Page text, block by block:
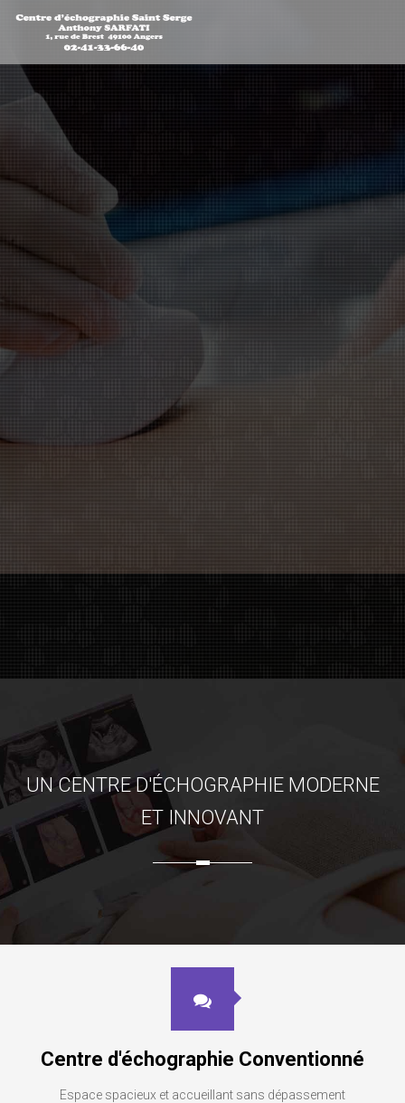
VOUS APPRENEZ
VOTRE GROSSESSE
PENSEZ À VOTRE SUIVI
ÉCHOGRAPHIQUE
UN CENTRE D'ÉCHOGRAPHIE MODERNE
ET INNOVANT
Centre d'échographie Conventionné
Espace spacieux et accueillant sans dépassement